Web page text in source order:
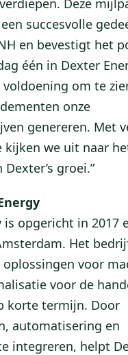
Deze
succesvolle
en bevestigt het
één in Dexter
om te
onze
genereren. Met
kijken we uit naar
groei.”
is opgericht in 2017
Het
oplossingen voor
voor de
korte termijn. Door
automatisering en
integreren, helpt